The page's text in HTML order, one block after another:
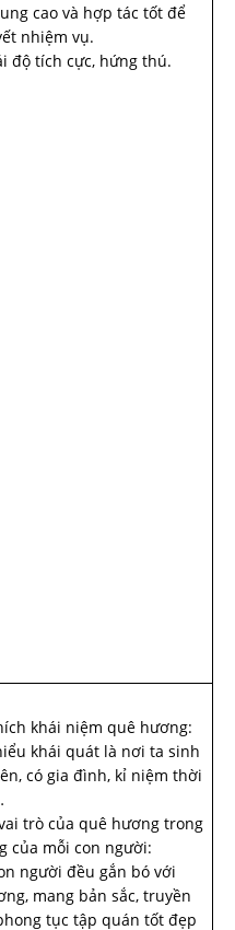
cao và hợp tác tốt để
nhiệm vụ.
độ tích cực, hứng thú.
khái niệm quê hương:
khái quát là nơi ta sinh
có gia đình, kỉ niệm thời
trò của quê hương trong
của mỗi con người:
người đều gắn bó với
mang bản sắc, truyền
tục tập quán tốt đẹp